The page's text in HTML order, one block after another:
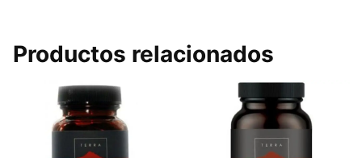
Productos relacionados